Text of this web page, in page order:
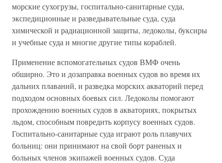
морские сухогрузы, госпитально-санитарные суда,
экспедиционные и разведывательные суда, суда
химической и радиационной защиты, ледоколы, буксиры
и учебные суда и многие другие типы кораблей.
Применение вспомогательных судов ВМФ очень
обширно. Это и дозаправка военных судов во время их
дальних плаваний, и разведка морских акваторий перед
подходом основных боевых сил. Ледоколы помогают
прохождению военных судов в акваториях, покрытых
льдом, способным повредить корпусу военных судов.
Госпитально-санитарные суда играют роль плавучих
больниц: они принимают на свой борт раненых и
больных членов экипажей военных судов. Суда